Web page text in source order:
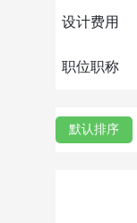
设计费用
职位职称
默认排序